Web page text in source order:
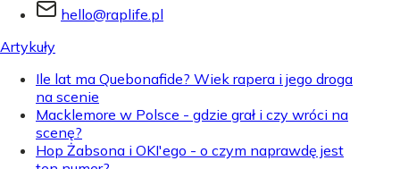
hello@raplife.pl
Artykuły
Ile lat ma Quebonafide? Wiek rapera i jego droga
na scenie
Macklemore w Polsce - gdzie grał i czy wróci na
scenę?
Hop Żabsona i OKI'ego - o czym naprawdę jest